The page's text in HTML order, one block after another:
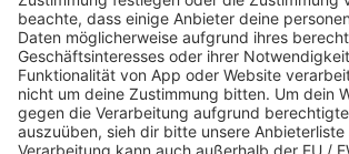
Sparzulagen sichern
Kinotage und
einfach nach Ermäßigungen
Selbst kochenstatt ständig
spart Geld und ist oft